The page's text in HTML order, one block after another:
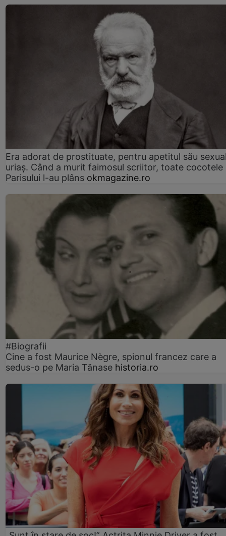
Era adorat de prostituate, pentru apetitul său
uriaș. Când a murit faimosul scriitor, toate cocotele
Parisului l-au plâns okmagazine.ro
#Biografii
Cine a fost Maurice Nègre, spionul francez care a
sedus-o pe Maria Tănase historia.ro